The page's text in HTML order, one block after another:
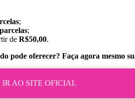
;
;
de R$50,00.
pode oferecer? Faça agora mesmo
IR AO SITE OFICIAL